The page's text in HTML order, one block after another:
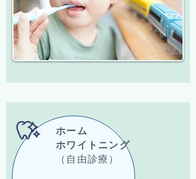
ホーム
ホワイトニング
（自由診療）